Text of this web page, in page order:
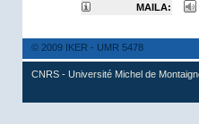
MAILA:
© 2009 IKER - UMR 5478
CNRS - Université Michel de